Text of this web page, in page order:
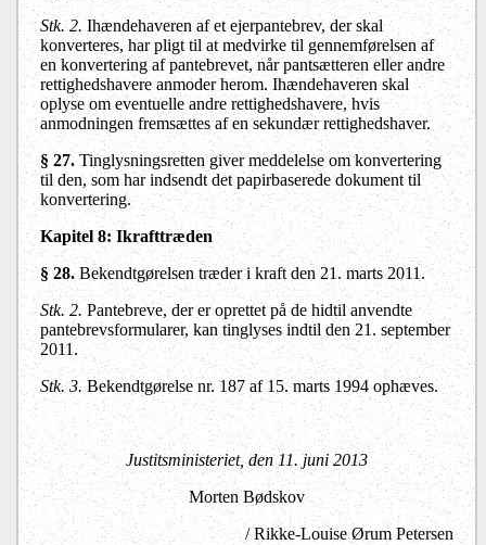
Stk. 2. Ihændehaveren af et ejerpantebrev, der skal
konverteres, har pligt til at medvirke til gennemførelsen af
en konvertering af pantebrevet, når pantsætteren eller andre
rettighedshavere anmoder herom. Ihændehaveren skal
oplyse om eventuelle andre rettighedshavere, hvis
anmodningen fremsættes af en sekundær rettighedshaver.
§ 27.Tinglysningsretten giver meddelelse om konvertering
til den, som har indsendt det papirbaserede dokument til
konvertering.
Kapitel 8: Ikrafttræden
§ 28. Bekendtgørelsen træder i kraft den 21. marts 2011.
Stk. 2. Pantebreve, der er oprettet på de hidtil anvendte
pantebrevsformularer, kan tinglyses indtil den 21. september
2011.
Stk. 3. Bekendtgørelse nr. 187 af 15. marts 1994 ophæves.
Justitsministeriet, den 11. juni 2013
Morten Bødskov
/ Rikke-Louise Ørum Petersen